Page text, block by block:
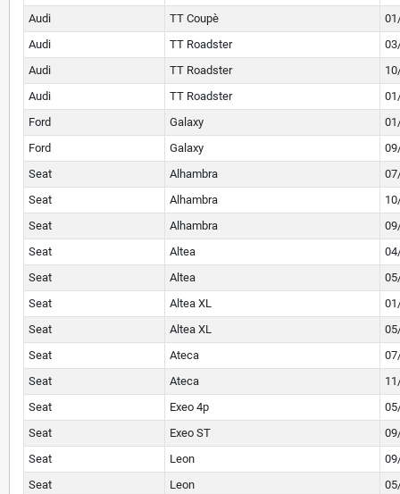
Audi
TT Coupè
Audi
TT Roadster
Audi
TT Roadster
Audi
TT Roadster
Ford
Galaxy
Ford
Galaxy
Seat
Alhambra
Seat
Alhambra
Seat
Alhambra
Seat
Altea
Seat
Altea
Seat
Altea XL
Seat
Altea XL
Seat
Ateca
Seat
Ateca
Seat
Exeo 4p
Seat
Exeo ST
Seat
Leon
Seat
Leon